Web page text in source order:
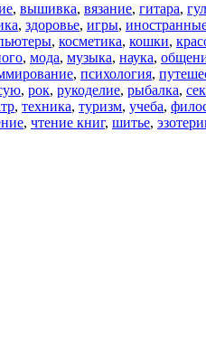
, вышивка, вязание, гитара,
, здоровье, игры,
, косметика, кошки,
, мода, музыка, наука,
, психология,
, рок, рукоделие, рыбалка,
, техника, туризм, учеба,
, чтение книг, шитье,